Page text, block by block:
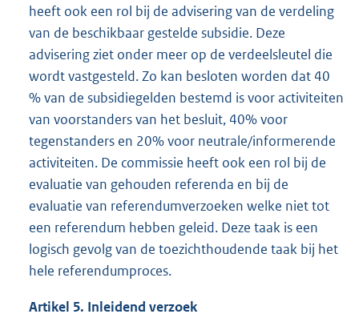
heeft ook een rol bij de advisering van de verdeling
van de beschikbaar gestelde subsidie. Deze
advisering ziet onder meer op de verdeelsleutel die
wordt vastgesteld. Zo kan besloten worden dat 40
% van de subsidiegelden bestemd is voor activiteiten
van voorstanders van het besluit, 40% voor
tegenstanders en 20% voor neutrale/informerende
activiteiten. De commissie heeft ook een rol bij de
evaluatie van gehouden referenda en bij de
evaluatie van referendumverzoeken welke niet tot
een referendum hebben geleid. Deze taak is een
logisch gevolg van de toezichthoudende taak bij het
hele referendumproces.
Artikel 5. Inleidend verzoek